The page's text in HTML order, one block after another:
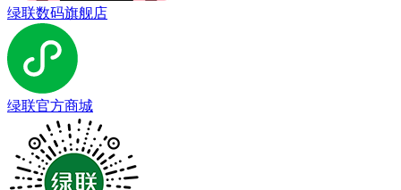
绿联数码旗舰店
绿联官方商城